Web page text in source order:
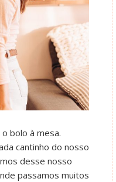
bolo à mesa.
cantinho do nosso
desse nosso
passamos muitos